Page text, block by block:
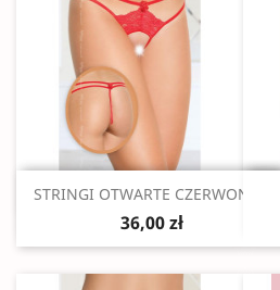
Szybki podgląd
STRINGI OTWARTE CZERWONE...
36,00 zł